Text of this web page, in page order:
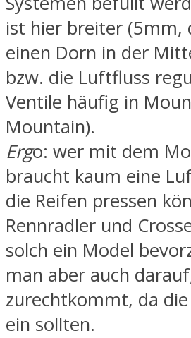
ist hier breiter
einen Dorn in der
bzw. die Luftfluss
Ventile häufig in
Mountain).
Ergo: wer mit dem
braucht kaum eine
die Reifen pressen
Rennradler und
solch ein Model
man aber auch
zurechtkommt, da
ein sollten.